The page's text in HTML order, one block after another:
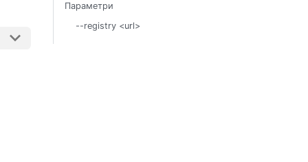
Параметри
--registry <url>